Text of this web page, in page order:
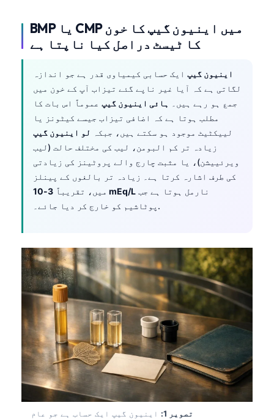
BMP یا CMP میں اینیون گیپ کا خون
کا ٹیسٹ دراصل کیا ناپتا ہے
اینیون گیپ ایک حسابی کیمیاوی قدر ہے جو اندازہ
لگاتی ہے کہ آیا غیر ناپے گئے تیزاب آپ کے خون میں
جمع ہو رہے ہیں۔
ہائی اینیون گیپ عموماً اس بات کا
مطلب ہوتا ہے کہ اضافی تیزاب جیسے کیٹونز یا
لییکٹیٹ موجود ہو سکتے ہیں، جبکہ
لو اینیون گیپ
زیادہ تر کم البومن، لیب کی مختلف حالت (لیب
ویرئییشن)، یا مثبت چارج والے پروٹینز کی زیادتی
کی طرف اشارہ کرتا ہے۔ زیادہ تر بالغوں کے پینلز
میں، تقریباً 3-10 mEq/L
پوٹاشیم کو خارج کر دیا جائے۔.
تصویر 1:
اینیون گیپ ایک حساب ہے جو عام